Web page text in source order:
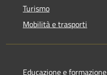
Turismo
Mobilità e trasporti
Educazione e formazione